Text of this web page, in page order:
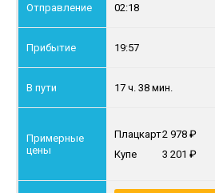
02:18
19:57
17 ч. 38 мин.
Плацкарт2 978
Купе
3 201